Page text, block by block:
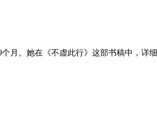
月。她在《不虚此行》这部书稿中，